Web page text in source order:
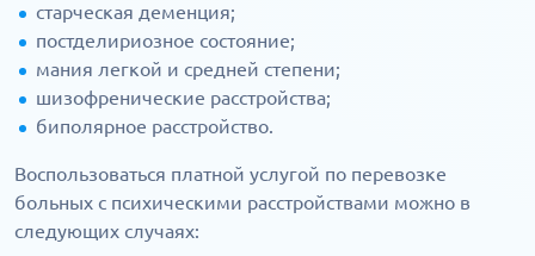
старческая деменция;
постделириозное состояние;
мания легкой и средней степени;
шизофренические расстройства;
биполярное расстройство.
Воспользоваться платной услугой по перевозке
больных с психическими расстройствами можно в
следующих случаях: